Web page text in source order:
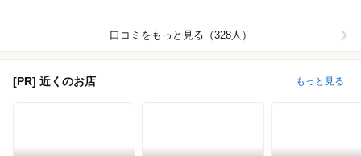
口コミをもっと見る（328人）
[PR] 近くのお店 もっと見る